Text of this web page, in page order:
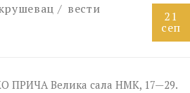
вести 21
сеп
Велика сала НМК, 17—29.